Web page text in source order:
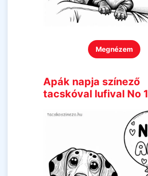
Megnézem
Apák napja színező
tacskóval lufival No 1